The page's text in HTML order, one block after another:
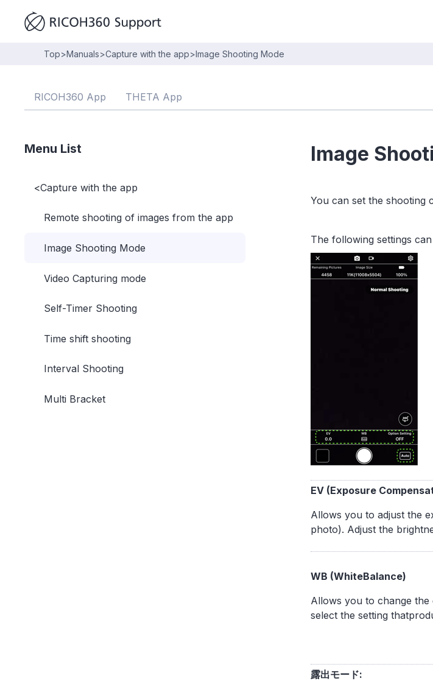
Top>Manuals>Capture with the app>Image Shooting Mode
RICOH360 App THETA App
Menu List
<Capture with the app
Remote shooting of images from the app
Image Shooting Mode
Video Capturing mode
Self-Timer Shooting
Time shift shooting
Interval Shooting
Multi Bracket
Image
You can set the shooting
The following settings
EV (Exposure
Allows you to adjust the
photo). Adjust the
WB (WhiteBalance)
Allows you to change
select the setting
露出モード: